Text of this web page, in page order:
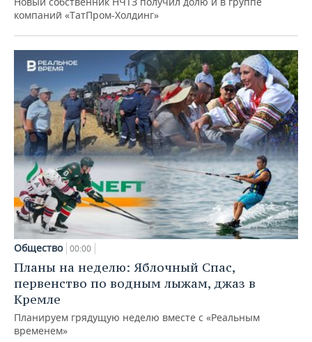
компаний «ТатПром-Холдинг»
Общество 00:00
Планы на неделю: Яблочный Спас,
первенство по водным лыжам, джаз в
Кремле
Планируем грядущую неделю вместе с «Реальным
временем»